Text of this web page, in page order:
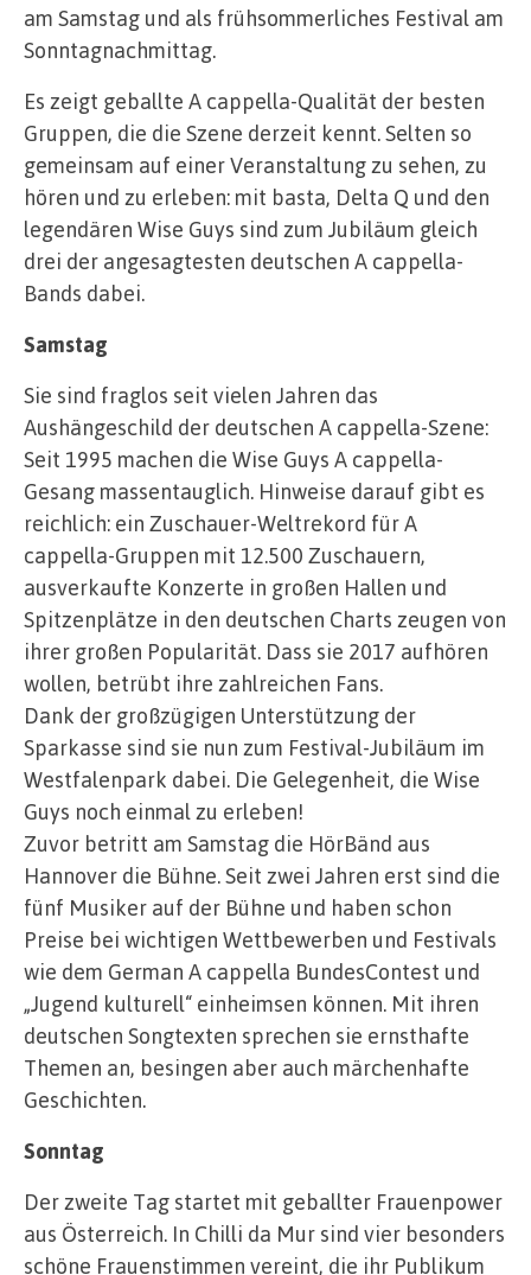
am Samstag und als frühsommerliches Festival am
Sonntagnachmittag.
Es zeigt geballte A cappella-Qualität der besten
Gruppen, die die Szene derzeit kennt. Selten so
gemeinsam auf einer Veranstaltung zu sehen, zu
hören und zu erleben: mit basta, Delta Q und den
legendären Wise Guys sind zum Jubiläum gleich
drei der angesagtesten deutschen A cappella-
Bands dabei.
Samstag
Sie sind fraglos seit vielen Jahren das
Aushängeschild der deutschen A cappella-Szene:
Seit 1995 machen die Wise Guys A cappella-
Gesang massentauglich. Hinweise darauf gibt es
reichlich: ein Zuschauer-Weltrekord für A
cappella-Gruppen mit 12.500 Zuschauern,
ausverkaufte Konzerte in großen Hallen und
Spitzenplätze in den deutschen Charts zeugen von
ihrer großen Popularität. Dass sie 2017 aufhören
wollen, betrübt ihre zahlreichen Fans.
Dank der großzügigen Unterstützung der
Sparkasse sind sie nun zum Festival-Jubiläum im
Westfalenpark dabei. Die Gelegenheit, die Wise
Guys noch einmal zu erleben!
Zuvor betritt am Samstag die HörBänd aus
Hannover die Bühne. Seit zwei Jahren erst sind die
fünf Musiker auf der Bühne und haben schon
Preise bei wichtigen Wettbewerben und Festivals
wie dem German A cappella BundesContest und
„Jugend kulturell“ einheimsen können. Mit ihren
deutschen Songtexten sprechen sie ernsthafte
Themen an, besingen aber auch märchenhafte
Geschichten.
Sonntag
Der zweite Tag startet mit geballter Frauenpower
aus Österreich. In Chilli da Mur sind vier besonders
schöne Frauenstimmen vereint, die ihr Publikum